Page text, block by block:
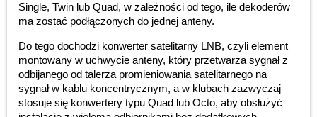
Single, Twin lub Quad, w zależności od tego, ile dekoderów
ma zostać podłączonych do jednej anteny.
Do tego dochodzi konwerter satelitarny LNB, czyli element
montowany w uchwycie anteny, który przetwarza sygnał z
odbijanego od talerza promieniowania satelitarnego na
sygnał w kablu koncentrycznym, a w klubach zazwyczaj
stosuje się konwertery typu Quad lub Octo, aby obsłużyć